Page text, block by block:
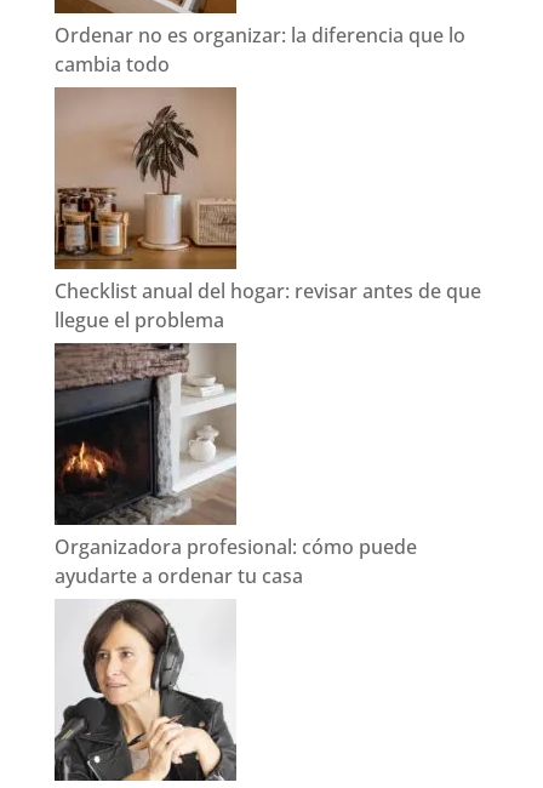
Ordenar no es organizar: la diferencia que lo
cambia todo
Checklist anual del hogar: revisar antes de que
llegue el problema
Organizadora profesional: cómo puede
ayudarte a ordenar tu casa